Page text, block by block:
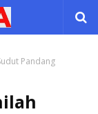
Pandang